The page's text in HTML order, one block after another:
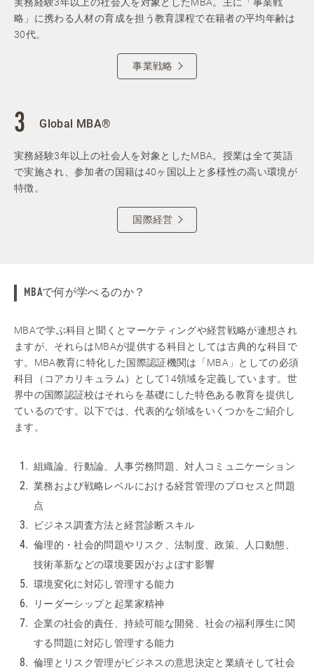
略」に携わる人材の育成を担う教育課程で在籍者の平均年齢は
30代。
事業戦略
Global MBA®
実務経験3年以上の社会人を対象としたMBA。授業は全て英語
で実施され、参加者の国籍は40ヶ国以上と多様性の高い環境が
特徴。
国際経営
MBAで何が学べるのか？
MBAで学ぶ科目と聞くとマーケティングや経営戦略が連想され
ますが、それらはMBAが提供する科目としては古典的な科目で
す。MBA教育に特化した国際認証機関は「MBA」としての必須
科目（コアカリキュラム）として14領域を定義しています。世
界中の国際認証校はそれらを基礎にした特色ある教育を提供し
ているのです。以下では、代表的な領域をいくつかをご紹介し
ます。
組織論、行動論、人事労務問題、対人コミュニケーション
業務および戦略レベルにおける経営管理のプロセスと問題
点
ビジネス調査方法と経営診断スキル
倫理的・社会的問題やリスク、法制度、政策、人口動態、
技術革新などの環境要因がおよぼす影響
環境変化に対応し管理する能力
リーダーシップと起業家精神
企業の社会的責任、持続可能な開発、社会の福利厚生に関
する問題に対応し管理する能力
倫理とリスク管理がビジネスの意思決定と業績そして社会